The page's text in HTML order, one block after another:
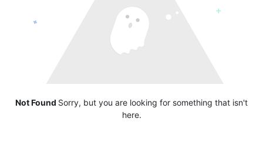
Not Found Sorry, but you are looking for something that isn't
here.